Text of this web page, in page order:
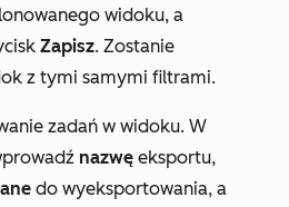
widoku, a
Zapisz. Zostanie
z tymi samymi filtrami.
zadań w widoku. W
nazwę eksportu,
do wyeksportowania, a